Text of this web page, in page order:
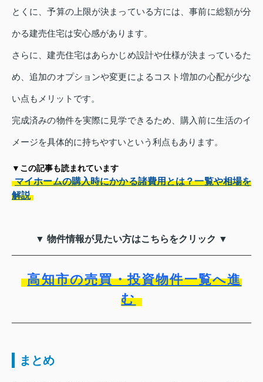
とくに、予算の上限が決まっている方には、事前に総額が分
かる建売住宅は安心感があります。
さらに、建売住宅はあらかじめ設計や仕様が決まっているた
め、追加のオプションや変更によるコスト増加の心配が少な
い点もメリットです。
完成済みの物件を実際に見学できるため、購入前に生活のイ
メージを具体的に持ちやすいという利点もあります。
▼この記事も読まれています
マイホームの購入時にかかる諸費用とは？一覧や相場を
解説
▼ 物件情報が見たい方はこちらをクリック ▼
高知市の売買・投資物件一覧へ進
む
まとめ